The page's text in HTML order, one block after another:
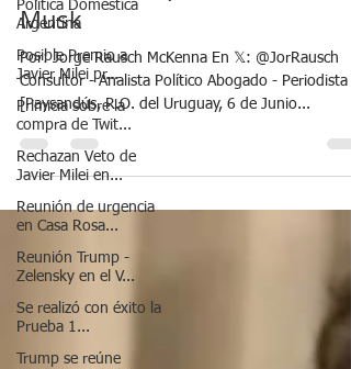
Política Doméstica
Argentina
Posible Premio a
Javier Milei pr...
Primicia sobre la
compra de Twit...
Rechazan Veto de
Javier Milei en...
Reunión de urgencia
en Casa Rosa...
Reunión Trump -
Zelensky en el V...
Se realizó con éxito la
Prueba 1...
Trump se reúne
éxito y hubo festejos en
SpaceX la empresa deElon
Musk
Por: Jorge Rausch McKenna En 𝕏: @JorRausch
Consultor - Analista Político Abogado - Periodista